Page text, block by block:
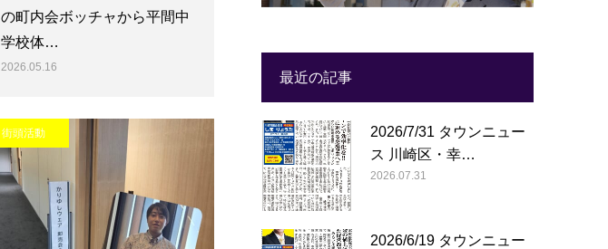
の町内会ボッチャから平間中
学校体…
2026.05.16
街頭活動
最近の記事
2026/7/31 タウンニュー
ス 川崎区・幸…
2026.07.31
2026/6/19 タウンニュー